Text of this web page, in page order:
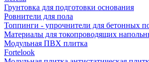
Грунтовка для подготовки основания
Ровнители для пола
Топпинги - упрочнители для бетонных
Материалы для токопроводящих
Модульная ПВХ плитка
Fortelook